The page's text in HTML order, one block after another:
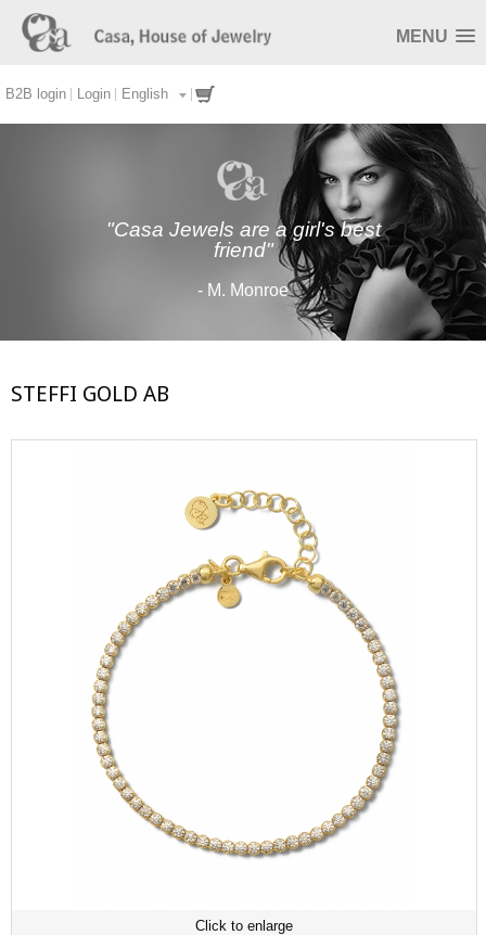
MENU
B2B login Login English
"Casa Jewels are a girl's best
friend"
- M. Monroe
STEFFI GOLD AB
Click to enlarge